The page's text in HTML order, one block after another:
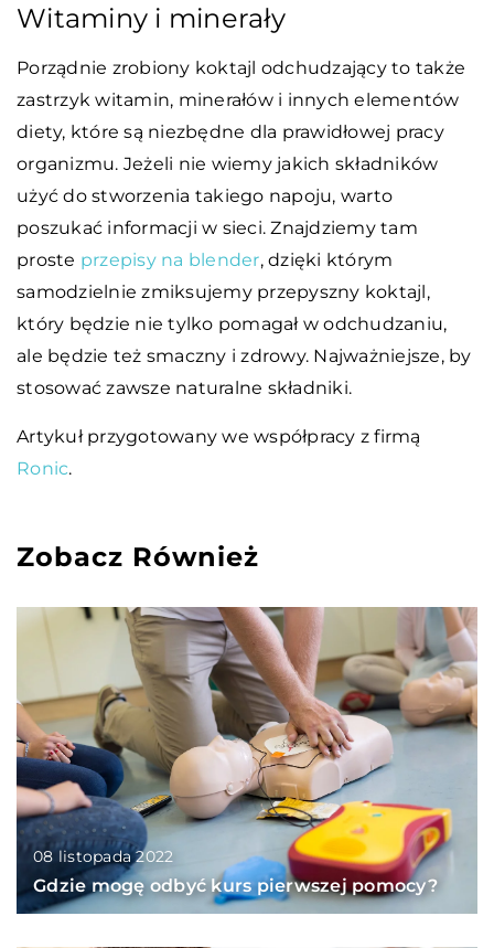
Witaminy i minerały
Porządnie zrobiony koktajl odchudzający to także
zastrzyk witamin, minerałów i innych elementów
diety, które są niezbędne dla prawidłowej pracy
organizmu. Jeżeli nie wiemy jakich składników
użyć do stworzenia takiego napoju, warto
poszukać informacji w sieci. Znajdziemy tam
proste przepisy na blender, dzięki którym
samodzielnie zmiksujemy przepyszny koktajl,
który będzie nie tylko pomagał w odchudzaniu,
ale będzie też smaczny i zdrowy. Najważniejsze, by
stosować zawsze naturalne składniki.
Artykuł przygotowany we współpracy z firmą
Ronic.
Zobacz Również
08 listopada 2022
Gdzie mogę odbyć kurs pierwszej pomocy?